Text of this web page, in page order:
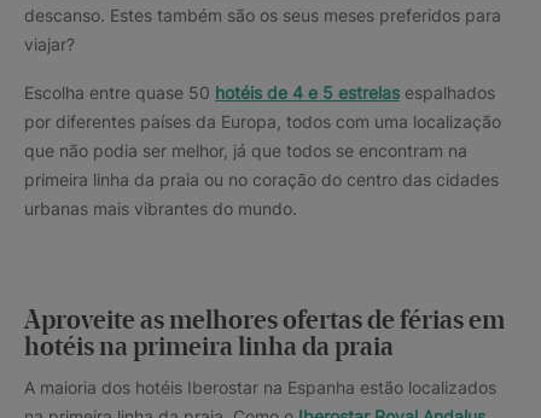
descanso. Estes também são os seus meses preferidos para
viajar?
Escolha entre quase 50 hotéis de 4 e 5 estrelas espalhados
por diferentes países da Europa, todos com uma localização
que não podia ser melhor, já que todos se encontram na
primeira linha da praia ou no coração do centro das cidades
urbanas mais vibrantes do mundo.
Aproveite as melhores ofertas de férias em
hotéis na primeira linha da praia
A maioria dos hotéis Iberostar na Espanha estão localizados